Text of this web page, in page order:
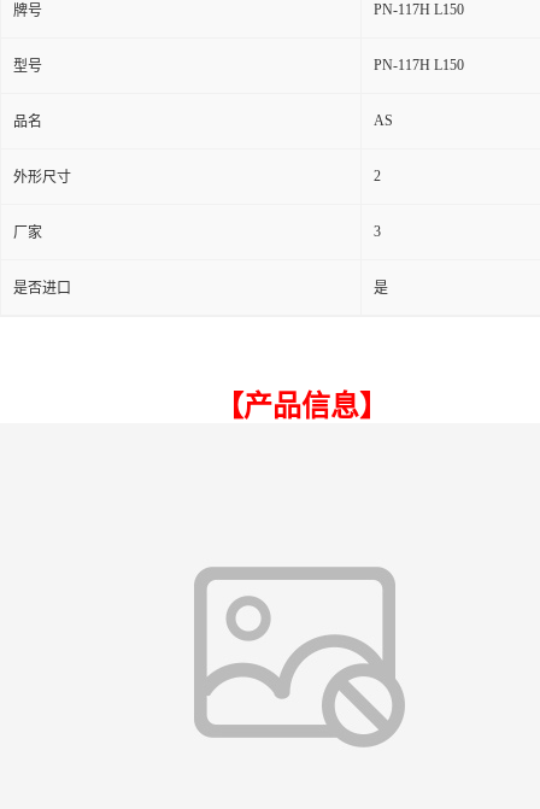
牌号 PN-117H L150
型号 PN-117H L150
品名 AS
外形尺寸 2
厂家 3
是否进口 是
【产品信息】